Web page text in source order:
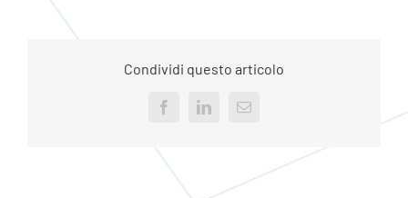
Condividi questo articolo
FacebookLinkedInEmail